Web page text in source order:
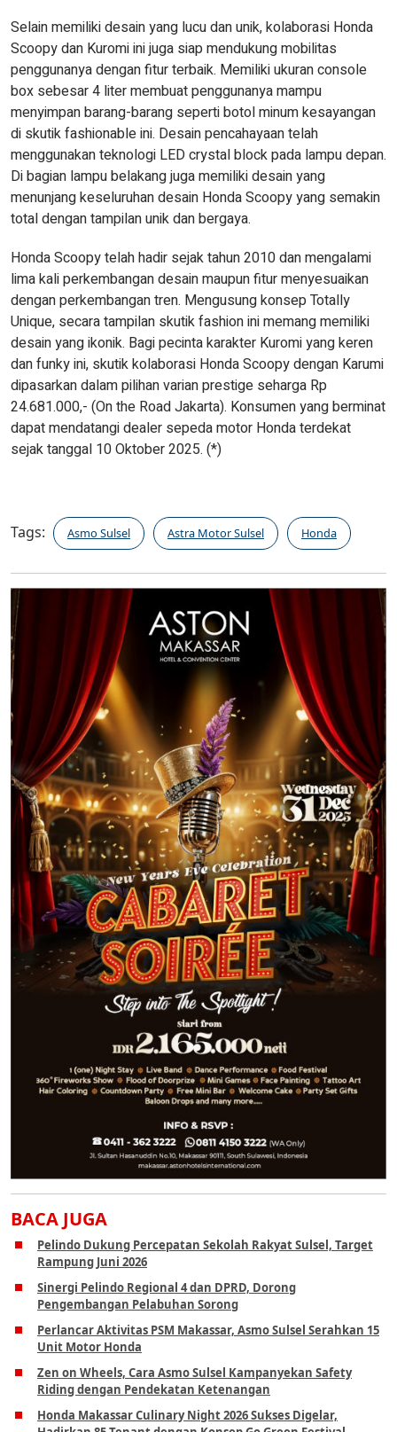
Selain memiliki desain yang lucu dan unik, kolaborasi Honda
Scoopy dan Kuromi ini juga siap mendukung mobilitas
penggunanya dengan fitur terbaik. Memiliki ukuran console
box sebesar 4 liter membuat penggunanya mampu
menyimpan barang-barang seperti botol minum kesayangan
di skutik fashionable ini. Desain pencahayaan telah
menggunakan teknologi LED crystal block pada lampu depan.
Di bagian lampu belakang juga memiliki desain yang
menunjang keseluruhan desain Honda Scoopy yang semakin
total dengan tampilan unik dan bergaya.
Honda Scoopy telah hadir sejak tahun 2010 dan mengalami
lima kali perkembangan desain maupun fitur menyesuaikan
dengan perkembangan tren. Mengusung konsep Totally
Unique, secara tampilan skutik fashion ini memang memiliki
desain yang ikonik. Bagi pecinta karakter Kuromi yang keren
dan funky ini, skutik kolaborasi Honda Scoopy dengan Karumi
dipasarkan dalam pilihan varian prestige seharga Rp
24.681.000,- (On the Road Jakarta). Konsumen yang berminat
dapat mendatangi dealer sepeda motor Honda terdekat
sejak tanggal 10 Oktober 2025. (*)
Tags: Asmo Sulsel Astra Motor Sulsel Honda
BACA JUGA
Pelindo Dukung Percepatan Sekolah Rakyat Sulsel, Target
Rampung Juni 2026
Sinergi Pelindo Regional 4 dan DPRD, Dorong
Pengembangan Pelabuhan Sorong
Perlancar Aktivitas PSM Makassar, Asmo Sulsel Serahkan 15
Unit Motor Honda
Zen on Wheels, Cara Asmo Sulsel Kampanyekan Safety
Riding dengan Pendekatan Ketenangan
Honda Makassar Culinary Night 2026 Sukses Digelar,